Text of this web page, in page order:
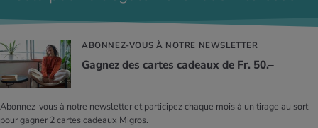
ABONNEZ-VOUS À NOTRE NEWSLETTER
Gagnez des cartes cadeaux de Fr. 50.–
Abonnez-vous à notre newsletter et participez chaque mois à un tirage au sort
pour gagner 2 cartes cadeaux Migros.